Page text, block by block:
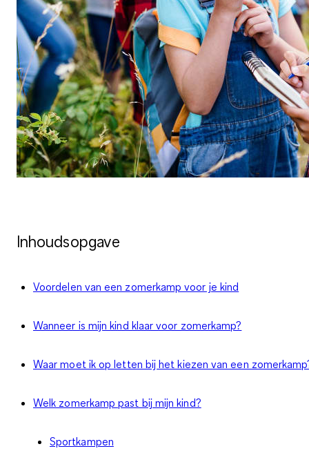
Inhoudsopgave
Voordelen van een zomerkamp voor je kind
Wanneer is mijn kind klaar voor zomerkamp?
Waar moet ik op letten bij het kiezen van een
Welk zomerkamp past bij mijn kind?
Sportkampen